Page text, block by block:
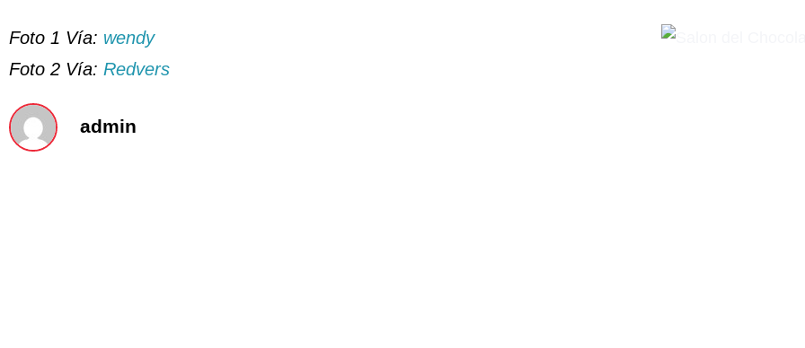
Foto 1 Vía: wendy
Foto 2 Vía: Redvers
admin